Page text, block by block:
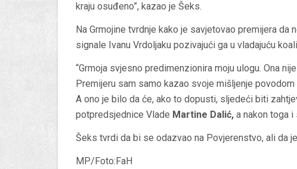
kraju osuđeno”, kazao je Šeks.
Na Grmojine tvrdnje kako je savjetovao premijera
signale Ivanu Vrdoljaku pozivajući ga u vladajuću
“Grmoja svjesno predimenzionira moju ulogu. Ona
Premijeru sam samo kazao svoje mišljenje
A ono je bilo da će, ako to dopusti, sljedeći biti
potpredsjednice Vlade Martine Dalić, a nakon toga i
Šeks tvrdi da bi se odazvao na Povjerenstvo, ali da
MP/Foto:FaH